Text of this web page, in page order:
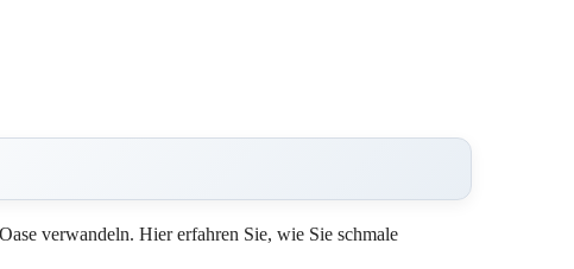
verwandeln. Hier erfahren Sie, wie Sie schmale